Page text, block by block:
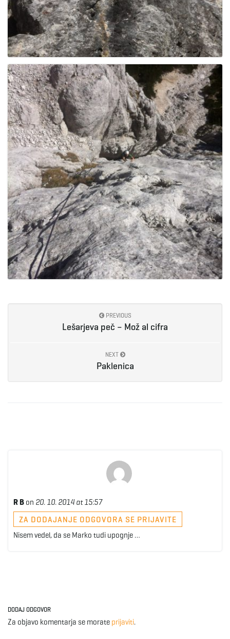
PREVIOUS
Lešarjeva peč – Mož al cifra
NEXT
Paklenica
R B on 20. 10. 2014 at 15:57
ZA DODAJANJE ODGOVORA SE PRIJAVITE
Nisem vedel, da se Marko tudi upognje …
DODAJ ODGOVOR
Za objavo komentarja se morate prijaviti.